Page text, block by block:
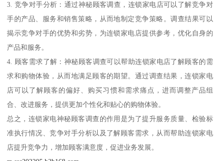
3. 竞争对手分析：通过神秘顾客调查，连锁家电店可以了解竞争对
手的产品、服务和销售策略，从而地制定竞争策略。调查结果可以
揭示竞争对手的优势和劣势，为连锁家电店提供参考，优化自身的
产品和服务。
4. 顾客需求了解：神秘顾客调查可以帮助连锁家电店了解顾客的需
求和购物体验，从而地满足顾客的期望。通过调查结果，连锁家电
店可以了解顾客的偏好、购买习惯和需求痛点，进而调整产品组
合、改进服务，提供更加个性化和贴心的购物体验。
总之，连锁家电神秘顾客调查的作用是为了提升服务质量、检验标
准执行情况、竞争对手分析以及了解顾客需求，从而帮助连锁家电
店提升竞争力，增加顾客满意度，促进业务发展。